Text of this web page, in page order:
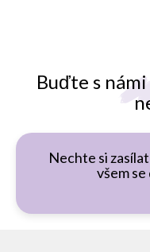
Buďte s
Nechte si
všem